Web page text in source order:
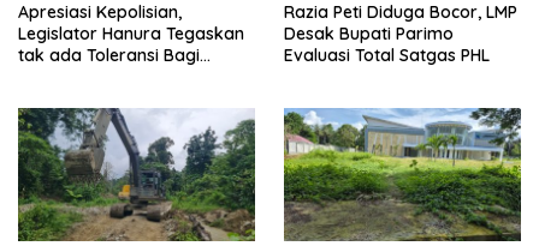
Apresiasi Kepolisian,
Legislator Hanura Tegaskan
tak ada Toleransi Bagi
Razia Peti Diduga Bocor, LMP
Desak Bupati Parimo
Evaluasi Total Satgas PHL